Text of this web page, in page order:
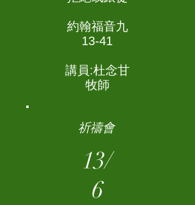
約翰福音九
13-41
講員:杜念甘
牧師
祈禱會
13/
6